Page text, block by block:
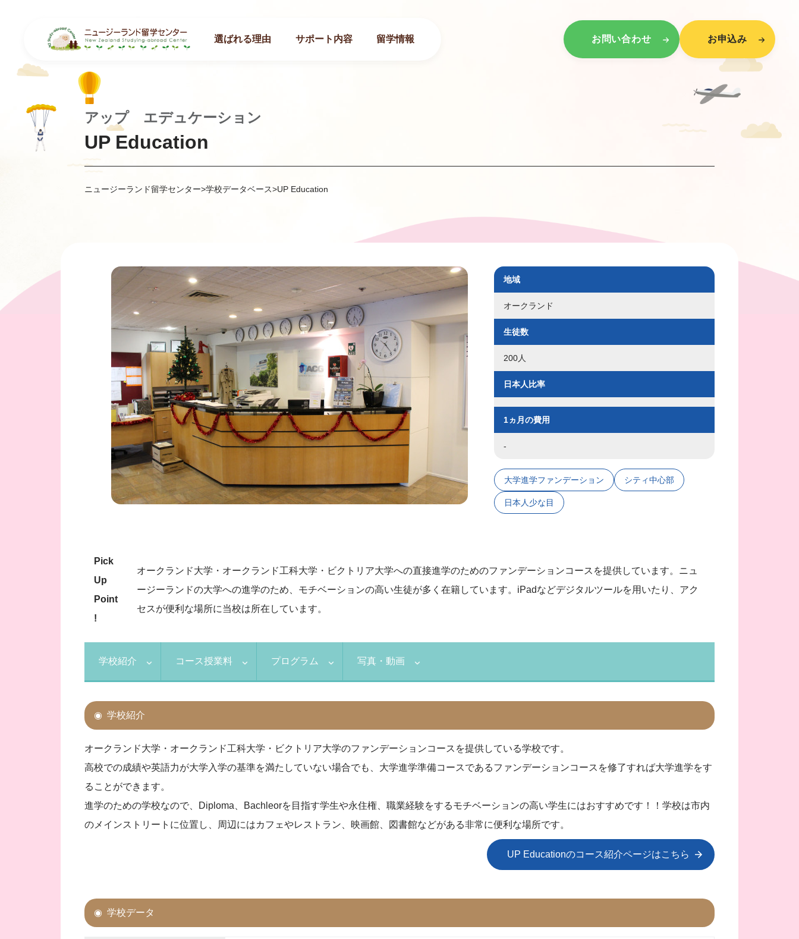
選ばれる理由 サポート内容 留学情報 お問い合わせ お申込み
UP Education
アップ エデュケーション
ニュージーランド留学センター>学校データベース>UP Education
地域
オークランド
生徒数
200人
日本人比率
1ヵ月の費用
-
大学進学ファンデーション シティ中心部
日本人少な目
Pick
Up
Point
!
オークランド大学・オークランド工科大学・ビクトリア大学への直接進学のためのファンデーションコースを提供しています。ニュ
ージーランドの大学への進学のため、モチベーションの高い生徒が多く在籍しています。iPadなどデジタルツールを用いたり、アク
セスが便利な場所に当校は所在しています。
学校紹介 コース授業料 プログラム 写真・動画
学校紹介
オークランド大学・オークランド工科大学・ビクトリア大学のファンデーションコースを提供している学校です。
高校での成績や英語力が大学入学の基準を満たしていない場合でも、大学進学準備コースであるファンデーションコースを修了すれば大学進学をす
ることができます。
進学のための学校なので、Diploma、Bachleorを目指す学生や永住権、職業経験をするモチベーションの高い学生にはおすすめです！！学校は市内
のメインストリートに位置し、周辺にはカフェやレストラン、映画館、図書館などがある非常に便利な場所です。
UP Educationのコース紹介ページはこちら
学校データ